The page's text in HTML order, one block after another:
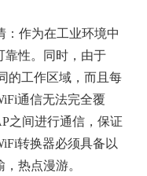
：作为在工业环境中
靠性。同时，由于
的工作区域，而且每
通信无法完全覆
之间进行通信，保证
转换器必须具备以
热点漫游。